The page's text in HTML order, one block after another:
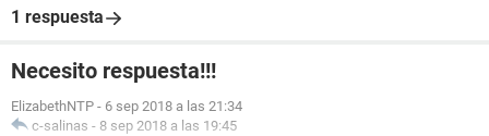
1 respuesta
Necesito respuesta!!!
ElizabethNTP - 6 sep 2018 a las 21:34
c-salinas - 8 sep 2018 a las 19:45